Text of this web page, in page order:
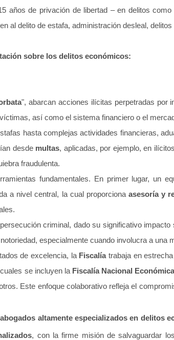
años de privación de libertad – en delitos
al delito de estafa, administración desleal,
sobre los delitos económicos:
", abarcan acciones ilícitas perpetradas por
así como el sistema financiero o el
hasta complejas actividades financieras,
desde multas, aplicadas, por ejemplo, en
fraudulenta.
fundamentales. En primer lugar, un
a nivel central, la cual proporciona asesoría y
criminal, dado su significativo
especialmente cuando involucra a una
de excelencia, la Fiscalíatrabaja en
se incluyen la Fiscalía Nacional Económica
Este enfoque colaborativo refleja el
altamente especializados en delitos
, con la firme misión de salvaguardar